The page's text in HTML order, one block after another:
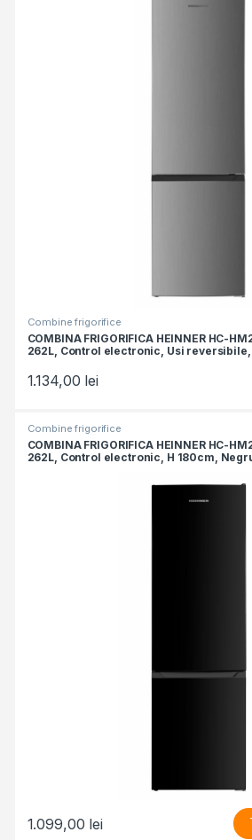
Combine frigorifice
COMBINA FRIGORIFICA HEINNER HC-
262L, Control electronic, Usi reversibile,
1.134,00 lei
Combine frigorifice
COMBINA FRIGORIFICA HEINNER HC-
262L, Control electronic, H 180cm,
1.099,00 lei